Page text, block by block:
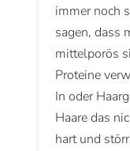
immer noch
sagen, dass
mittelporös
Proteine
In oder
Haare das
hart und